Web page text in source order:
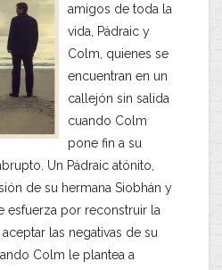
amigos de toda la
vida, Pádraic y
Colm, quienes se
encuentran en un
callejón sin salida
cuando Colm
pone fin a su
Un Pádraic atónito,
de su hermana Siobhán y
esfuerza por reconstruir la
las negativas de su
Colm le plantea a